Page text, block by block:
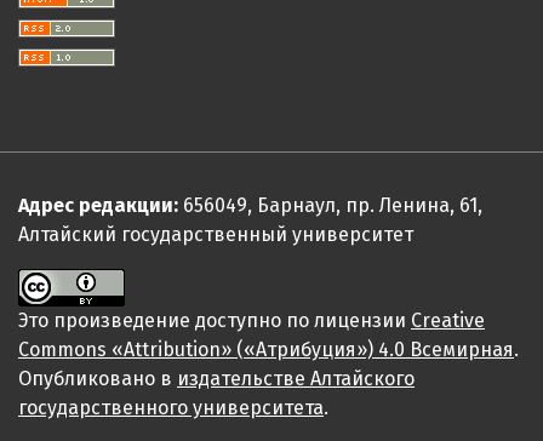
Адрес редакции: 656049, Барнаул, пр. Ленина, 61,
Алтайский государственный университет
Это произведение доступно по лицензии Creative
Commons «Attribution» («Атрибуция») 4.0 Всемирная.
Опубликовано в издательстве Алтайского
государственного университета.